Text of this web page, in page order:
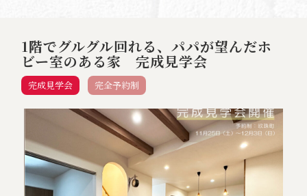
1階でグルグル回れる、パパが望んだホ
ビー室のある家 完成見学会
完成見学会 完全予約制